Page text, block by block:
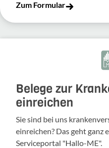
Zum Formular
Belege zur
einreichen
Sie sind bei uns
einreichen? Das geht ganz
Serviceportal "Hallo-ME".